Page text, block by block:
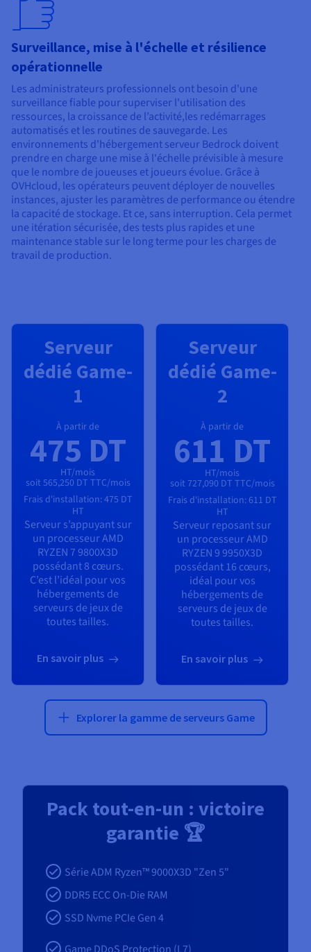
Surveillance, mise à l'échelle et résilience
opérationnelle
Les administrateurs professionnels ont besoin d'une
surveillance fiable pour superviser l'utilisation des
ressources, la croissance de l’activité,les redémarrages
automatisés et les routines de sauvegarde. Les
environnements d'hébergement serveur Bedrock doivent
prendre en charge une mise à l'échelle prévisible à mesure
que le nombre de joueuses et joueurs évolue. Grâce à
OVHcloud, les opérateurs peuvent déployer de nouvelles
instances, ajuster les paramètres de performance ou étendre
la capacité de stockage. Et ce, sans interruption. Cela permet
une itération sécurisée, des tests plus rapides et une
maintenance stable sur le long terme pour les charges de
travail de production.
Serveur
dédié Game-
1
À partir de
475 DT
HT/mois
soit 565,250 DT TTC/mois
Frais d'installation:475 DT
HT
Serveur s’appuyant sur
un processeurAMD
RYZEN 7 9800X3D
possédant8 cœurs.
C’est l’idéal pour vos
hébergements de
serveurs de jeux de
toutes tailles.
En savoir plus
Serveur
dédié Game-
2
À partir de
611 DT
HT/mois
soit 727,090 DT TTC/mois
Frais d'installation: 611 DT
HT
Serveur reposant sur
un processeurAMD
RYZEN 9 9950X3D
possédant16 cœurs,
idéal pour vos
hébergements de
serveurs de jeux de
toutes tailles.
En savoir plus
Explorer la gamme de serveurs Game
Pack tout-en-un : victoire
garantie 🏆
Série ADM Ryzen™ 9000X3D "Zen 5"
DDR5 ECC On-Die RAM
SSD Nvme PCIe Gen 4